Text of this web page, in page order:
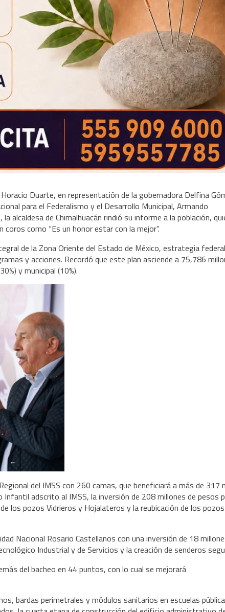
Duarte, en representación de la gobernadora Delfina
para el Federalismo y el Desarrollo Municipal, Armando
alcaldesa de Chimalhuacán rindió su informe a la población,
como “Es un honor estar con la mejor”.
de la Zona Oriente del Estado de México, estrategia
y acciones. Recordó que este plan asciende a 75,786
y municipal (10%).
del IMSS con 260 camas, que beneficiará a más de 317
Infantil adscrito al IMSS, la inversión de 208 millones de pesos
los pozos Vidrieros y Hojalateros y la reubicación de los pozos
Nacional Rosario Castellanos con una inversión de 18
Industrial y de Servicios y la creación de senderos
del bacheo en 44 puntos, con lo cual se mejorará
bardas perimetrales y módulos sanitarios en escuelas